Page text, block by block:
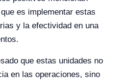
es implementar estas
y la efectividad en una
que estas unidades no
en las operaciones, sino